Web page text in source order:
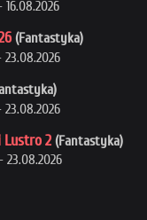
16.08.2026
(Fantastyka)
23.08.2026
23.08.2026
2 (Fantastyka)
23.08.2026